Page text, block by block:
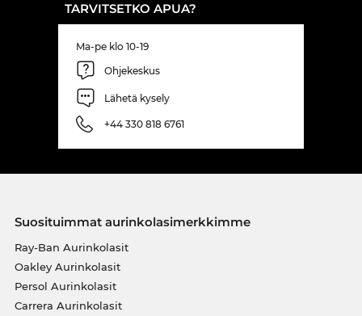
TARVITSETKO APUA?
Ma-pe klo 10-19
Ohjekeskus
Lähetä kysely
+44 330 818 6761
Suosituimmat aurinkolasimerkkimme
Ray-Ban Aurinkolasit
Oakley Aurinkolasit
Persol Aurinkolasit
Carrera Aurinkolasit